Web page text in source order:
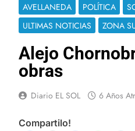
AVELLANEDA POLÍTICA
ULTIMAS NOTICIAS
ZONA
Alejo
obras
Diario EL SOL 6 Años
Compartilo!